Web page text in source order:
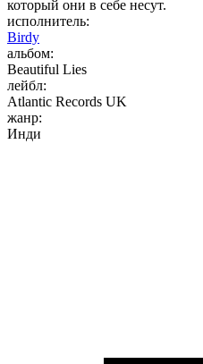
который они в себе несут.
исполнитель:
Birdy
альбом:
Beautiful Lies
лейбл:
Atlantic Records UK
жанр:
Инди